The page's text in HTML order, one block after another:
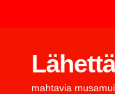
mahtavia